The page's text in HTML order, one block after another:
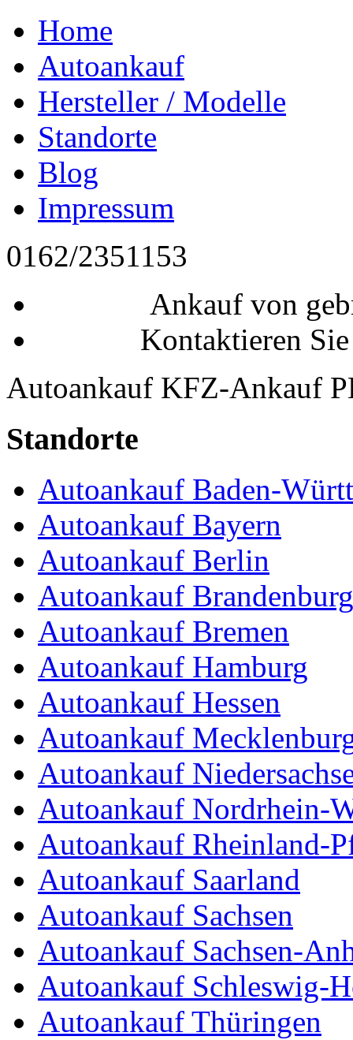
Home
Autoankauf
Hersteller / Modelle
Standorte
Blog
Impressum
0162/2351153
Ankauf von
Kontaktieren
Autoankauf KFZ-Ankauf
Standorte
Autoankauf Baden-
Autoankauf Bayern
Autoankauf Berlin
Autoankauf Brandenburg
Autoankauf Bremen
Autoankauf Hamburg
Autoankauf Hessen
Autoankauf
Autoankauf
Autoankauf Nordrhein-
Autoankauf Rheinland-
Autoankauf Saarland
Autoankauf Sachsen
Autoankauf Sachsen-
Autoankauf Schleswig-
Autoankauf Thüringen